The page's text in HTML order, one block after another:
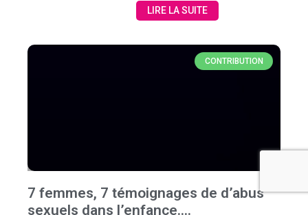
LIRE LA SUITE
CONTRIBUTION
7 femmes, 7 témoignages de d’abus
sexuels dans l’enfance….